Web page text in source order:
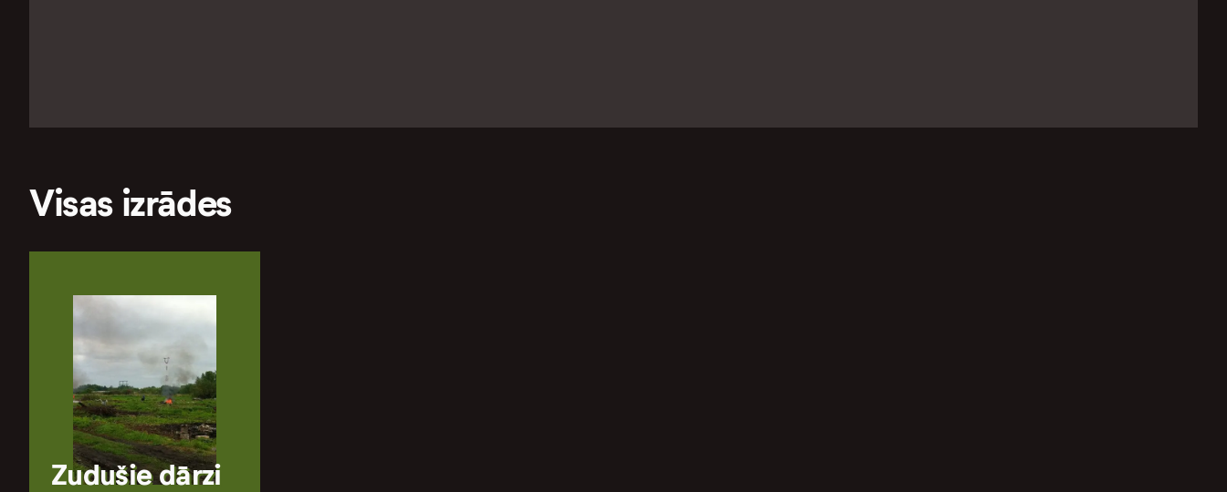
Visas izrādes
Zudušie dārzi